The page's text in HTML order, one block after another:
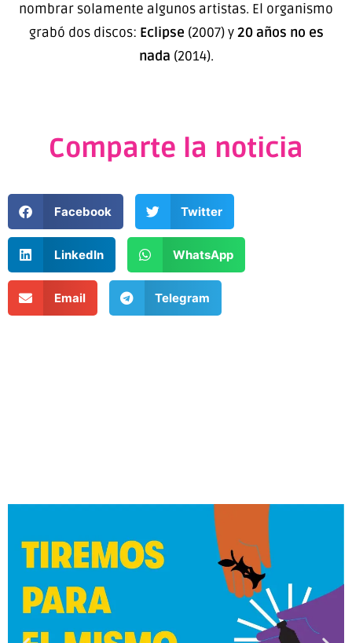
nombrar solamente algunos artistas. El organismo
grabó dos discos: Eclipse (2007) y20 años no es
nada (2014).
Comparte la noticia
Facebook Twitter
LinkedIn WhatsApp
Email Telegram